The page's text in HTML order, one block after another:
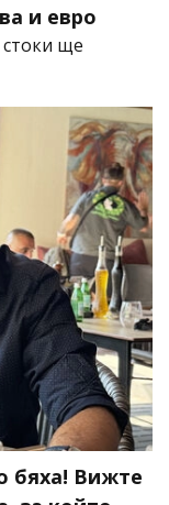
и евро
стоки ще
бяха! Вижте